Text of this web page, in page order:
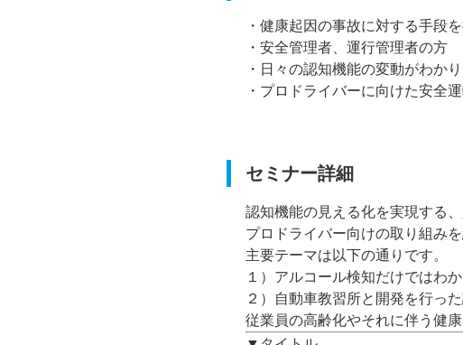
・健康起因の事故に対する手段
・安全管理者、運行管理者の方
・日々の認知機能の変動がわか
・プロドライバーに向けた安全
セミナー詳細
認知機能の見える化を実現する
プロドライバー向けの取り組みを
主要テーマは以下の通りです。
１）アルコール検知だけではわ
２）自動車教習所と開発を行っ
従業員の高齢化やそれに伴う健